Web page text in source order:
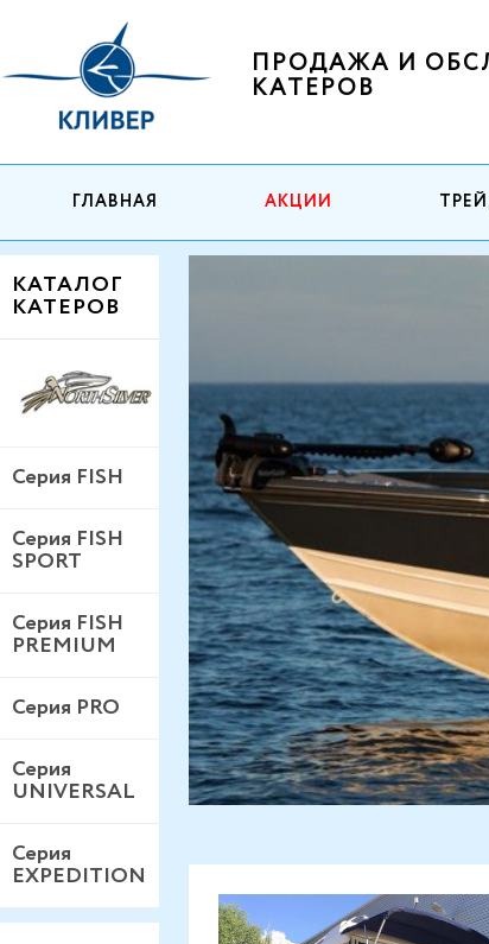
ПРОДАЖА И
КАТЕРОВ
ГЛАВНАЯ АКЦИИ
КАТАЛОГ
КАТЕРОВ
Серия FISH
Серия FISH
SPORT
Серия FISH
PREMIUM
Серия PRO
Серия
UNIVERSAL
Серия
EXPEDITION